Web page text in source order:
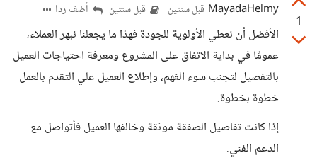
1
MayadaHelmy قبل سنتين قبل سنتين أضف ردا
الأفضل أن نعطي الأولوية للجودة فهذا ما يجعلنا نبهر العملاء،
عمومًا في بداية الاتفاق على المشروع ومعرفة احتياجات العميل
بالتفصيل لتجنب سوء الفهم، وإطلاع العميل علي التقدم بالعمل
خطوة بخطوة.
إذا كانت تفاصيل الصفقة موثقة وخالفها العميل فأتواصل مع
الدعم الفني.